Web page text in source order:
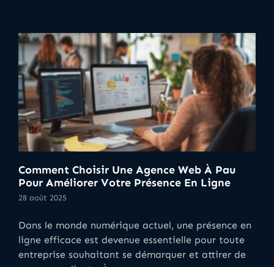
Comment Choisir Une Agence Web À Pau
Pour Améliorer Votre Présence En Ligne
28 août 2025
Dans le monde numérique actuel, une présence en
ligne efficace est devenue essentielle pour toute
entreprise souhaitant se démarquer et attirer de